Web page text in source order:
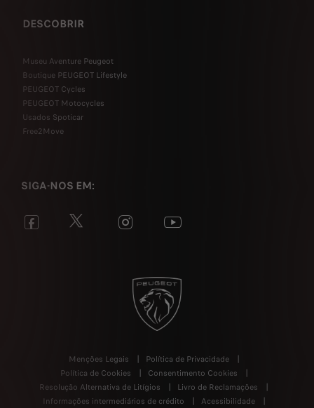
DESCOBRIR
Museu Aventure Peugeot
Boutique PEUGEOT Lifestyle
PEUGEOT Cycles
PEUGEOT Motocycles
Usados Spoticar
Free2Move
SIGA-NOS EM:
Menções Legais
Política de Privacidade
Política de Cookies
Consentimento Cookies
Resolução Alternativa de Litígios
Livro de Reclamações
Informações intermediários de crédito
Acessibilidade